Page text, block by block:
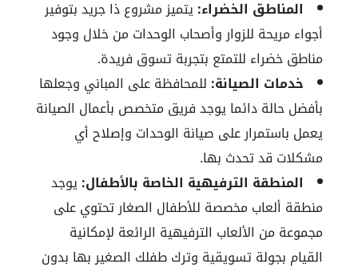
المناطق الخضراء:يتميز مشروع ذا جريد بتوفير
أجواء مريحة للزوار وأصحاب الوحدات من خلال وجود
مناطق خضراء للتمتع بتجربة تسوق فريدة.
خدمات الصيانة: للمحافظة على المباني وجعلها
بأفضل حالة دائما يوجد فريق متخصص بأعمال الصيانة
يعمل باستمرار على صيانة الوحدات وإصلاح أي
مشكلات قد تحدث بها.
المنطقة الترفيهية الخاصة بالأطفال:يوجد
منطقة ألعاب مخصصة للأطفال الصغار تحتوي على
مجموعة من الألعاب الترفيهية الرائعة لإمكانية
القيام بجولة تسويقية وترك طفلك الصغير بها بدون